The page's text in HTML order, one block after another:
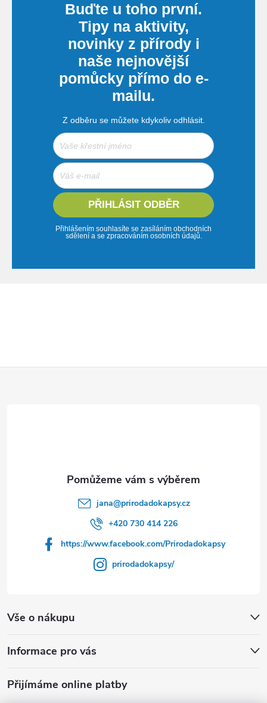
Buďte u toho první.
Tipy na aktivity,
novinky z přírody i
naše nejnovější
pomůcky přímo do e-
mailu.
Z odběru se můžete kdykoliv odhlásit.
PŘIHLÁSIT ODBĚR
Přihlášením souhlasíte se zasíláním obchodních
sdělení a se zpracováním osobních údajů.
jana@prirodadokapsy.cz
+420 730 414 226
https://www.facebook.com/Prirodadokapsy
prirodadokapsy/
Vše o nákupu
Informace pro vás
Přijímáme online platby